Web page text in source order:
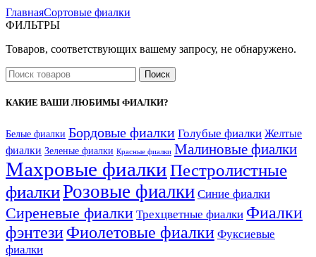
ГлавнаяСортовые фиалки
ФИЛЬТРЫ
Товаров, соответствующих вашему запросу, не обнаружено.
Поиск
КАКИЕ ВАШИ ЛЮБИМЫ ФИАЛКИ?
Белые фиалки Бордовые фиалки Голубые фиалки Желтые
фиалки Зеленые фиалки Красные фиалки Малиновые фиалки
Махровые фиалкиПестролистные
фиалкиРозовые фиалки Синие фиалки
Сиреневые фиалки Трехцветные фиалки Фиалки
фэнтезиФиолетовые фиалки Фуксиевые
фиалки